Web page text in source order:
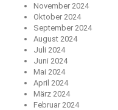
November 2024
Oktober 2024
September 2024
August 2024
Juli 2024
Juni 2024
Mai 2024
April 2024
März 2024
Februar 2024